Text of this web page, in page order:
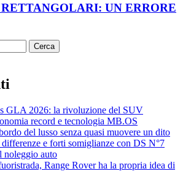
UN ERRORE
GLA 2026: la rivoluzione del SUV
record e tecnologia MB.OS
del lusso senza quasi muovere un dito
e forti somiglianze con DS N°7
noleggio auto
Range Rover ha la propria idea di